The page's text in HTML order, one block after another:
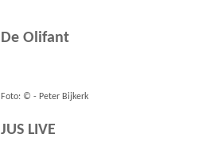
De Olifant
Foto: © - Peter Bijkerk
JUS LIVE